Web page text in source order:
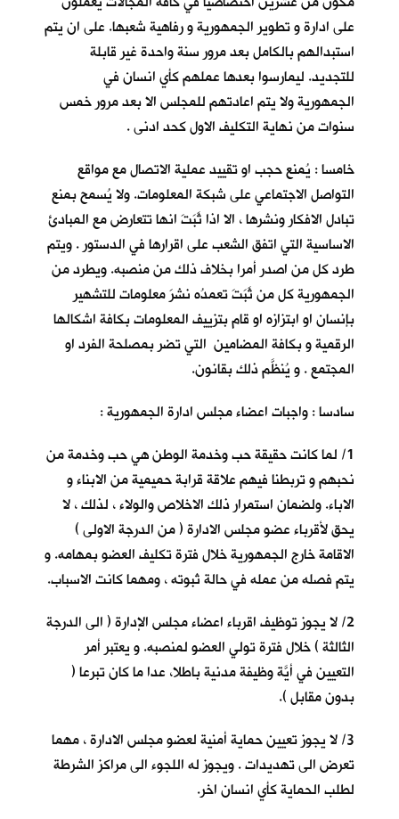
على ادارة و تطوير الجمهورية و رفاهية شعبها. على ان يتم
استبدالهم بالكامل بعد مرور سنة واحدة غير قابلة
للتجديد. ليمارسوا بعدها عملهم كأي انسان في
الجمهورية ولا يتم اعادتهم للمجلس الا بعد مرور خمس
سنوات من نهاية التكليف الاول كحد ادنى .
خامسا : يُمنع حجب او تقييد عملية الاتصال مع مواقع
التواصل الاجتماعي على شبكة المعلومات. ولا يُسمح بمنع
تبادل الافكار ونشرها ، الا اذا ثَبَتَ انها تتعارض مع المبادئ
الاساسية التي اتفق الشعب على اقرارها في الدستور . ويتم
طرد كل من اصدر أمرا بخلاف ذلك من منصبه. ويطرد من
الجمهورية كل من ثَبَتَ تعمدُه نشرَ معلومات للتشهير
بإنسان او ابتزازه او قام بتزييف المعلومات بكافة اشكالها
الرقمية و بكافة المضامين التي تضر بمصلحة الفرد او
المجتمع . و يُنظَّم ذلك بقانون.
سادسا : واجبات اعضاء مجلس ادارة الجمهورية :
1/ لما كانت حقيقة حب وخدمة الوطن هي حب وخدمة من
نحبهم و تربطنا فيهم علاقة قرابة حميمية من الابناء و
الاباء. ولضمان استمرار ذلك الاخلاص والولاء ، لذلك ، لا
يحق لأقرباء عضو مجلس الادارة ( من الدرجة الاولى )
الاقامة خارج الجمهورية خلال فترة تكليف العضو بمهامه. و
يتم فصله من عمله في حالة ثبوته ، ومهما كانت الاسباب.
2/ لا يجوز توظيف اقرباء اعضاء مجلس الإدارة ( الى الدرجة
الثالثة ) خلال فترة تولي العضو لمنصبه. و يعتبر أمر
التعيين في أيَّة وظيفة مدنية باطلا، عدا ما كان تبرعا (
بدون مقابل ).
3/ لا يجوز تعيين حماية أمنية لعضو مجلس الادارة ، مهما
تعرض الى تهديدات . ويجوز له اللجوء الى مراكز الشرطة
لطلب الحماية كأي انسان اخر.